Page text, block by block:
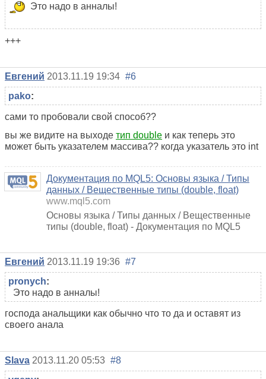
Это надо в анналы!
+++
Евгений 2013.11.19 19:34 #6
pako:
сами то пробовали свой способ??
вы же видите на выходе тип double и как теперь это
может быть указателем массива?? когда указатель это int
Документация по MQL5: Основы языка / Типы
данных / Вещественные типы (double, float)
www.mql5.com
Основы языка / Типы данных / Вещественные
типы (double, float) - Документация по MQL5
Евгений 2013.11.19 19:36 #7
pronych:
Это надо в анналы!
господа анальщики как обычно что то да и оставят из
своего анала
Slava 2013.11.20 05:53 #8